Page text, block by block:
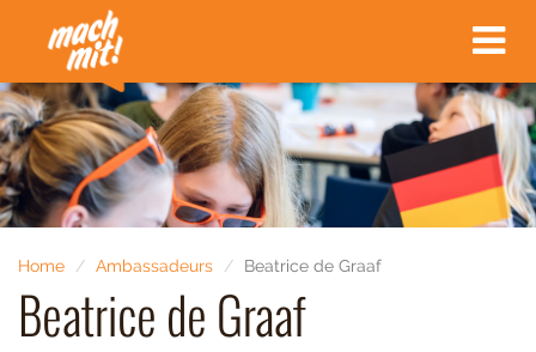
Toggle
Home Ambassadeurs Beatrice de Graaf
Beatrice de Graaf